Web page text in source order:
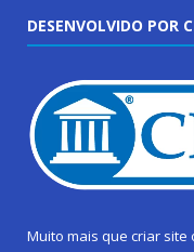
DESENVOLVIDO POR
Muito mais que criar site